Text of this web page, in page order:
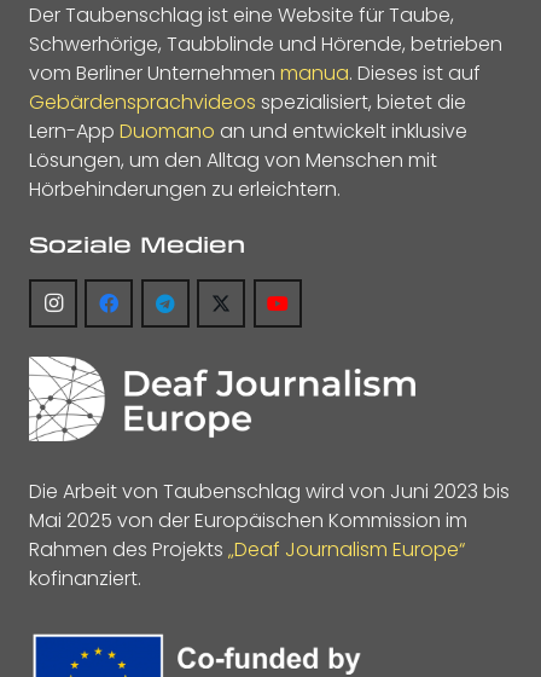
Der Taubenschlag ist eine Website für Taube,
Schwerhörige, Taubblinde und Hörende, betrieben
vom Berliner Unternehmen manua. Dieses ist auf
Gebärdensprachvideos spezialisiert, bietet die
Lern-App Duomano an und entwickelt inklusive
Lösungen, um den Alltag von Menschen mit
Hörbehinderungen zu erleichtern.
Soziale Medien
Die Arbeit von Taubenschlag wird von Juni 2023 bis
Mai 2025 von der Europäischen Kommission im
Rahmen des Projekts „Deaf Journalism Europe“
kofinanziert.